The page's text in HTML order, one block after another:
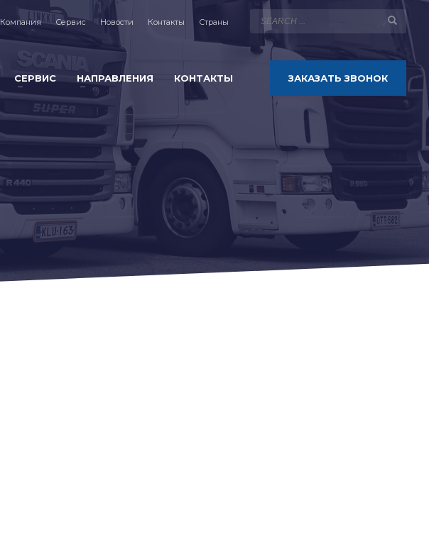
Компания Сервис Новости Контакты Страны
СЕРВИС НАПРАВЛЕНИЯ КОНТАКТЫ ЗАКАЗАТЬ ЗВОНОК